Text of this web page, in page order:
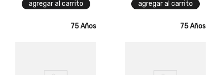
agregar al carrito agregar al carrito
75 Años 75 Años